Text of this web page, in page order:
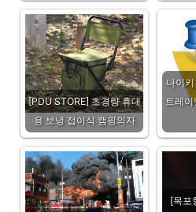
[PDU STORE] 초경량 휴대
용 보냉 접이식 캠핑의자
나이
트레
[목포